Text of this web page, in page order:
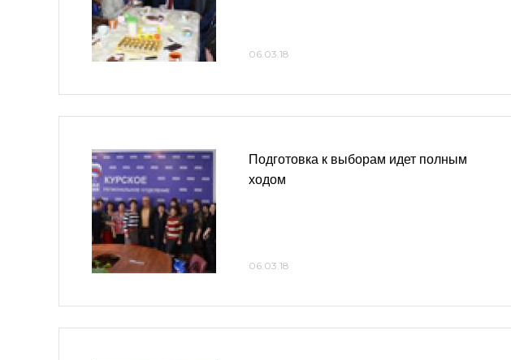
06.03.18
Подготовка к выборам идет полным
ходом
06.03.18